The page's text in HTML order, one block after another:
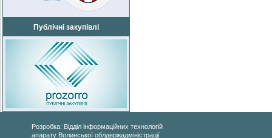
Публічні закупівлі
Розробка: Відділ інформаційних технологій
апарату Волинської облдержадміністрації